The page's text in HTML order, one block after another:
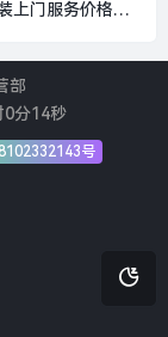
上门服务价格，
部
0分15秒
号